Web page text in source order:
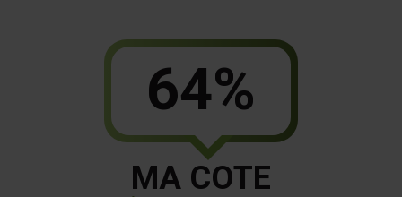
64%
MA COTE